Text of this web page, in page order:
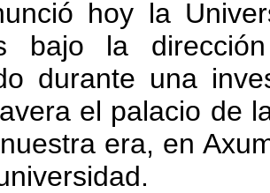
hoy la
bajo la
durante una
el palacio de
era, en